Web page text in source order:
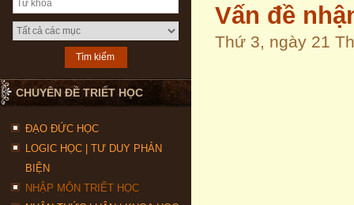
CHUYÊN ĐỀ TRIẾT HỌC
ĐẠO ĐỨC HỌC
LOGIC HỌC | TƯ DUY PHẢN
BIỆN
NHẬP MÔN TRIẾT HỌC
Vấn đề
Thứ 3, ngày 21